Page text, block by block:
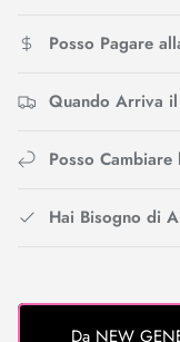
Posso Pagare
Quando Arriva
Posso
Hai Bisogno di
Da NEW